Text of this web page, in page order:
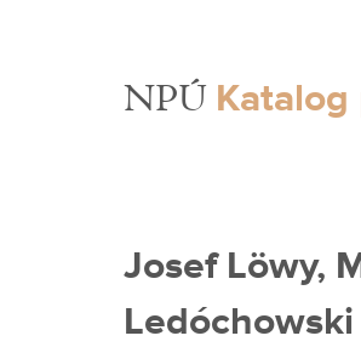
NPÚ
Josef Löwy,
Ledóchowski